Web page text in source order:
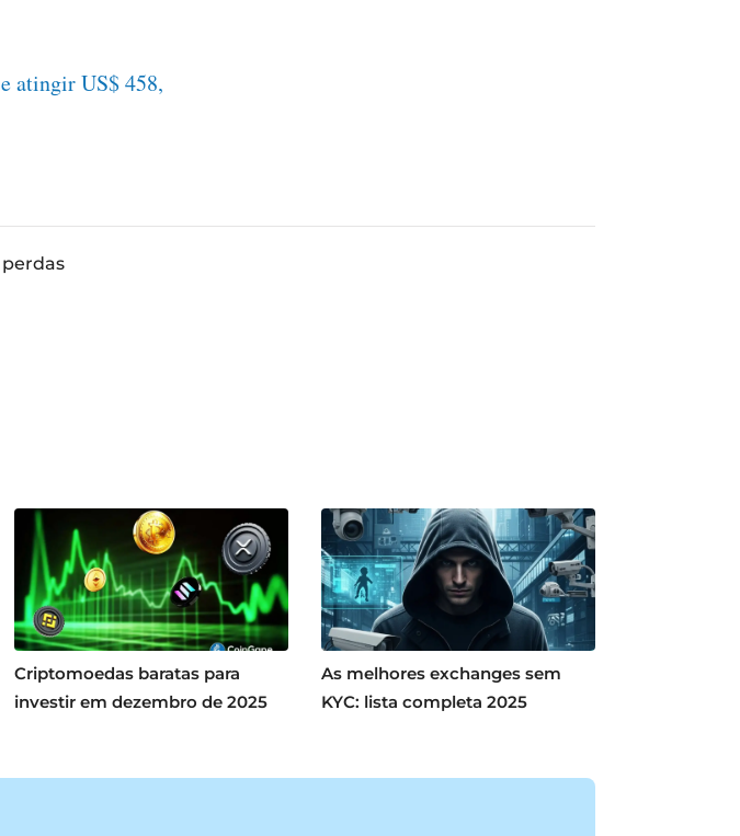
atingir US$ 458,
Criptomoedas baratas para
investir em dezembro de 2025
As melhores exchanges sem
KYC: lista completa 2025